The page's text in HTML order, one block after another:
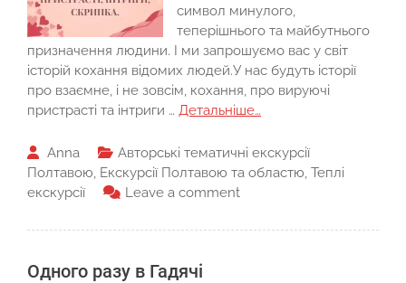
символ минулого,
теперішнього та майбутнього
призначення людини. І ми запрошуємо вас у світ
історій кохання відомих людей.У нас будуть історії
про взаємне, і не зовсім, кохання, про вируючі
пристрасті та інтриги … Детальніше…
Anna
Авторські тематичні екскурсії
Полтавою, Екскурсії Полтавою та областю, Теплі
екскурсії
Leave a comment
Одного разу в Гадячі